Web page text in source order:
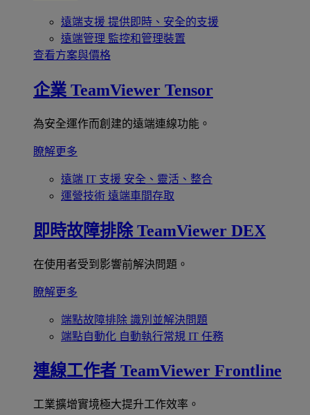
遠端支援 提供即時、安全的支援
遠端管理 監控和管理裝置
查看方案與價格
企業 TeamViewer Tensor
為安全運作而創建的遠端連線功能。
瞭解更多
遠端 IT 支援 安全、靈活、整合
運營技術 遠端車間存取
即時故障排除 TeamViewer DEX
在使用者受到影響前解決問題。
瞭解更多
端點故障排除 識別並解決問題
端點自動化 自動執行常規 IT 任務
連線工作者 TeamViewer Frontline
工業擴增實境極大提升工作效率。